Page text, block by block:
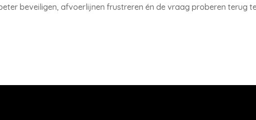
beveiligen, afvoerlijnen frustreren én de vraag proberen terug